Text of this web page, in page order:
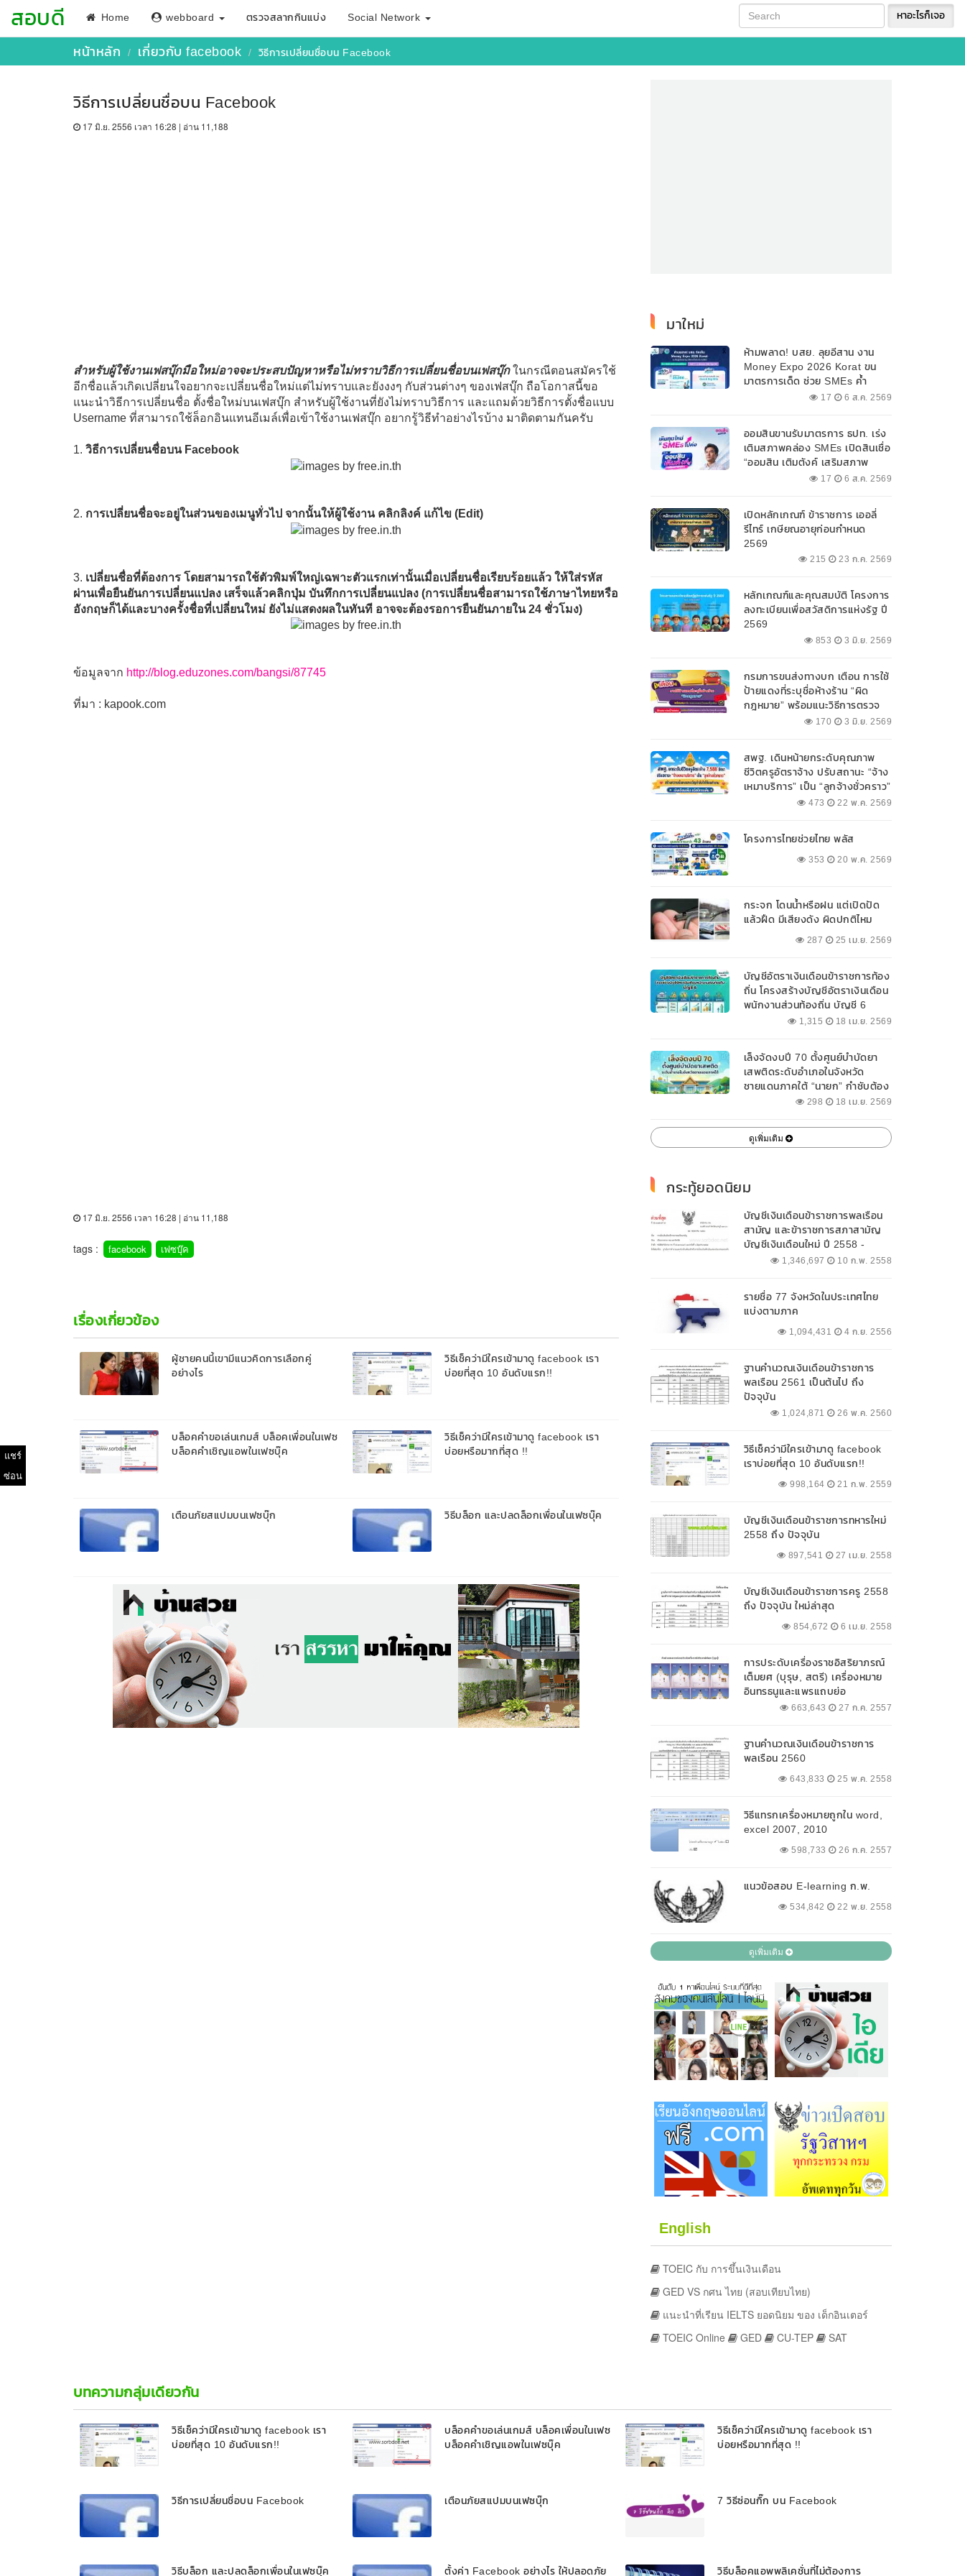
สอบดี Home webboard ตรวจสลากกินแบ่ง Social Network หาอะไรก็เจอ
หน้าหลัก เกี่ยวกับ facebook วิธีการเปลี่ยนชื่อบน Facebook
วิธีการเปลี่ยนชื่อบน Facebook
17 มิ.ย. 2556 เวลา 16:28 | อ่าน 11,188
สำหรับผู้ใช้งานเฟสบุ๊กมือใหม่อาจจะประสบปัญหาหรือไม่ทราบวิธีการเปลี่ยนชื่อบนเฟสบุ๊กในกรณีตอนสมัครใช้
อีกชื่อแล้วเกิดเปลี่ยนใจอยากจะเปลี่ยนชื่อใหม่แต่ไม่ทราบและยังงงๆ กับส่วนต่างๆ ของเฟสบุ๊ก ถือโอกาสนี้ขอ
แนะนำวิธีการเปลี่ยนชื่อ ตั้งชื่อใหม่บนเฟสบุ๊ก สำหรับผู้ใช้งานที่ยังไม่ทราบวิธีการ และแถมด้วยวิธีการตั้งชื่อแบบ
Username ที่สามารถใช้ล็อกอินแทนอีเมล์เพื่อเข้าใช้งานเฟสบุ๊ก อยากรู้วิธีทำอย่างไรบ้าง มาติดตามกันครับ
1. วิธีการเปลี่ยนชื่อบน Facebook
2. การเปลี่ยนชื่อจะอยู่ในส่วนของเมนูทั่วไป จากนั้นให้ผู้ใช้งาน คลิกลิงค์ แก้ไข (Edit)
3. เปลี่ยนชื่อที่ต้องการ โดยสามารถใช้ตัวพิมพ์ใหญ่เฉพาะตัวแรกเท่านั้นเมื่อเปลี่ยนชื่อเรียบร้อยแล้ว ให้ใส่รหัส
ผ่านเพื่อยืนยันการเปลี่ยนแปลง เสร็จแล้วคลิกปุ่ม บันทึกการเปลี่ยนแปลง (การเปลี่ยนชื่อสามารถใช้ภาษาไทยหรือ
อังกฤษก็ได้และบางครั้งชื่อที่เปลี่ยนใหม่ ยังไม่แสดงผลในทันที อาจจะต้องรอการยืนยันภายใน 24 ชั่วโมง)
ข้อมูลจาก http://blog.eduzones.com/bangsi/87745
ที่มา : kapook.com
17 มิ.ย. 2556 เวลา 16:28 | อ่าน 11,188
tags : facebook เฟซบุ๊ค
เรื่องเกี่ยวข้อง
ผู้ชายคนนี้เขามีแนวคิดการเลือกคู่
อย่างไร
วิธีเช็คว่ามีใครเข้ามาดู facebook เรา
บ่อยที่สุด 10 อันดับแรก!!
บล็อคคำขอเล่นเกมส์ บล็อคเพื่อนในเฟซ
บล็อคคำเชิญแอพในเฟซบุ๊ค
วิธีเช็คว่ามีใครเข้ามาดู facebook เรา
บ่อยหรือมากที่สุด !!
เตือนภัยสแปมบนเฟซบุ๊ก วิธีบล็อก และปลดล็อกเพื่อนในเฟซบุ๊ค
แชร์
ซ่อน
มาใหม่
ห้ามพลาด! บสย. ลุยอีสาน งาน
Money Expo 2026 Korat ขน
มาตรการเด็ด ช่วย SMEs ค้ำ
ประกันสินเชื่อ-แก้หนี้ 7-9 ส.ค. 69
17 6 ส.ค. 2569
ออมสินขานรับมาตรการ ธปท. เร่ง
เติมสภาพคล่อง SMEs เปิดสินเชื่อ
“ออมสิน เติมตังค์ เสริมสภาพ
คล่อง” วงเงินรวม 2,000
วงเงินกู้สูงสุด 100% ของหลัก
ประกัน ผ่อนนานสูงสุด 10 ปี
17 6 ส.ค. 2569
เปิดหลักเกณฑ์ ข้าราชการ เออลี่
รีไทร์ เกษียณอายุก่อนกำหนด
2569
215 23 ก.ค. 2569
หลักเกณฑ์และคุณสมบัติ โครงการ
ลงทะเบียนเพื่อสวัสดิการแห่งรัฐ ปี
2569
853 3 มิ.ย. 2569
กรมการขนส่งทางบก เตือน การใช้
ป้ายแดงที่ระบุชื่อห้างร้าน “ผิด
กฎหมาย” พร้อมแนะวิธีการตรวจ
สอบป้ายแดงที่ถูกต้อง
170 3 มิ.ย. 2569
สพฐ. เดินหน้ายกระดับคุณภาพ
ชีวิตครูอัตราจ้าง ปรับสถานะ “จ้าง
เหมาบริการ” เป็น “ลูกจ้างชั่วคราว”
473 22 พ.ค. 2569
โครงการไทยช่วยไทย พลัส
353 20 พ.ค. 2569
กระจก โดนน้ำหรือฝน แต่เปิดปัด
แล้วฝืด มีเสียงดัง ผิดปกติไหม
287 25 เม.ย. 2569
บัญชีอัตราเงินเดือนข้าราชการท้อง
ถิ่น โครงสร้างบัญชีอัตราเงินเดือน
พนักงานส่วนท้องถิ่น บัญชี 6
1,315 18 เม.ย. 2569
เล็งจัดงบปี 70 ตั้งศูนย์บำบัดยา
เสพติดระดับอำเภอในจังหวัด
ชายแดนภาคใต้ “นายก” กำชับต้อง
ออกแบบเฉพาะให้สอดคล้องกับ
298 18 เม.ย. 2569
ดูเพิ่มเติม
กระทู้ยอดนิยม
บัญชีเงินเดือนข้าราชการพลเรือน
สามัญ และข้าราชการสภาสามัญ
บัญชีเงินเดือนใหม่ ปี 2558 -
2562 ปัจจุบัน1,346,697 10 ก.พ. 2558
รายชื่อ 77 จังหวัดในประเทศไทย
แบ่งตามภาค
1,094,431 4 ก.ย. 2556
ฐานคำนวณเงินเดือนข้าราชการ
พลเรือน 2561 เป็นต้นไป ถึง
ปัจจุบัน
1,024,871 26 พ.ค. 2560
วิธีเช็คว่ามีใครเข้ามาดู facebook
เราบ่อยที่สุด 10 อันดับแรก!!
998,164 21 ก.พ. 2559
บัญชีเงินเดือนข้าราชการทหารใหม่
2558 ถึง ปัจจุบัน
897,541 27 เม.ย. 2558
บัญชีเงินเดือนข้าราชการครู 2558
ถึง ปัจจุบัน ใหม่ล่าสุด
854,672 6 เม.ย. 2558
การประดับเครื่องราชอิสริยาภรณ์
เต็มยศ (บุรุษ, สตรี) เครื่องหมาย
อินทรธนูและแพรแถบย่อ
663,643 27 ก.ค. 2557
ฐานคำนวณเงินเดือนข้าราชการ
พลเรือน 2560
643,833 25 พ.ค. 2558
วิธีแทรกเครื่องหมายถูกใน word,
excel 2007, 2010
598,733 26 ก.ค. 2557
แนวข้อสอบ E-learning ก.พ.
534,842 22 พ.ย. 2558
ดูเพิ่มเติม
English
TOEIC กับ การขึ้นเงินเดือน
GED VS กศน ไทย (สอบเทียบไทย)
แนะนำที่เรียน IELTS ยอดนิยม ของ เด็กอินเตอร์
TOEIC Online
GED CU-TEP SAT
บทความกลุ่มเดียวกัน
วิธีเช็คว่ามีใครเข้ามาดู facebook เรา
บ่อยที่สุด 10 อันดับแรก!!
บล็อคคำขอเล่นเกมส์ บล็อคเพื่อนในเฟซ
บล็อคคำเชิญแอพในเฟซบุ๊ค
วิธีเช็คว่ามีใครเข้ามาดู facebook เรา
บ่อยหรือมากที่สุด !!
วิธีการเปลี่ยนชื่อบน Facebook เตือนภัยสแปมบนเฟซบุ๊ก 7 วิธีซ่อนกิ๊ก บน Facebook
วิธีบล็อก และปลดล็อกเพื่อนในเฟซบุ๊ค ตั้งค่า Facebook อย่างไร ให้ปลอดภัย วิธีบล็อคแอพพลิเคชั่นที่ไม่ต้องการ